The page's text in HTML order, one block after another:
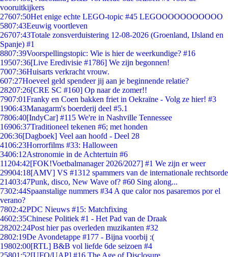
vooruitkijkers
27607:50Het enige echte LEGO-topic #45 LEGOOOOOOOOOOO
5807:43Eeuwig voortleven
26707:43Totale zonsverduistering 12-08-2026 (Groenland, IJsland en
Spanje) #1
8807:39Voorspellingstopic: Wie is hier de weerkundige? #16
19507:36[Live Eredivisie #1786] We zijn begonnen!
7007:36Huisarts verkracht vrouw.
607:27Hoeveel geld spendeer jij aan je beginnende relatie?
28207:26[CRE SC #160] Op naar de zomer!!
7907:01Franky en Coen bakken friet in Oekraïne - Volg ze hier! #3
1906:43Managarm's boerderij deel #5.1
7806:40[IndyCar] #115 We're in Nashville Tennessee
16906:37Traditioneel tekenen #6; met honden
206:36[Dagboek] Veel aan hoofd - Deel 28
4106:23Horrorfilms #33: Halloween
3406:12Astronomie in de Achtertuin #6
11204:42[FOK!Voetbalmanager 2026/2027] #1 We zijn er weer
29904:18[AMV] VS #1312 spammers van de internationale rechtsorde
21403:47Punk, disco, New Wave of? #60 Sing along...
7302:44Spaanstalige nummers #34 A que calor nos pasaremos por el
verano?
7802:42PDC Nieuws #15: Matchfixing
4602:35Chinese Politiek #1 - Het Pad van de Draak
28202:24Post hier pas overleden muzikanten #32
2802:19De Avondetappe #177 - Bijna voorbij :(
19802:00[RTL] B&B vol liefde 6de seizoen #4
25801:52[UFO/UAP] #16 The Age of Disclosure